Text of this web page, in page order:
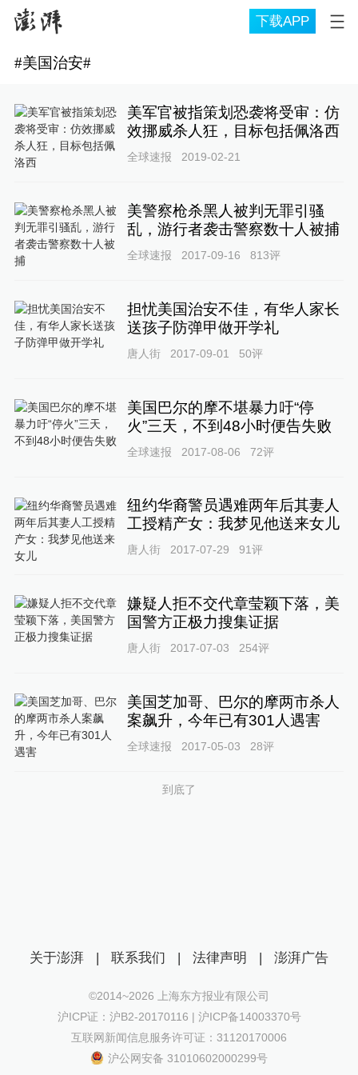
下载APP
#美国治安#
美军官被指策划恐袭将受审：仿
效挪威杀人狂，目标包括佩洛西
全球速报 2019-02-21
美警察枪杀黑人被判无罪引骚
乱，游行者袭击警察数十人被捕
全球速报 2017-09-16 813评
担忧美国治安不佳，有华人家长
送孩子防弹甲做开学礼
唐人街 2017-09-01 50评
美国巴尔的摩不堪暴力吁“停
火”三天，不到48小时便告失败
全球速报 2017-08-06 72评
纽约华裔警员遇难两年后其妻人
工授精产女：我梦见他送来女儿
唐人街 2017-07-29 91评
嫌疑人拒不交代章莹颖下落，美
国警方正极力搜集证据
唐人街 2017-07-03 254评
美国芝加哥、巴尔的摩两市杀人
案飙升，今年已有301人遇害
全球速报 2017-05-03 28评
到底了
关于澎湃 | 联系我们 | 法律声明 | 澎湃广告
©2014~2026 上海东方报业有限公司
沪ICP证：沪B2-20170116 | 沪ICP备14003370号
互联网新闻信息服务许可证：31120170006
沪公网安备 31010602000299号